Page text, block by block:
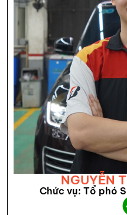
NGUYỄN
Chức vụ: Tổ phó